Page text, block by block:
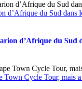
d’Afrique du Sud dans
d’Afrique du Sud
Cycle Tour, mais